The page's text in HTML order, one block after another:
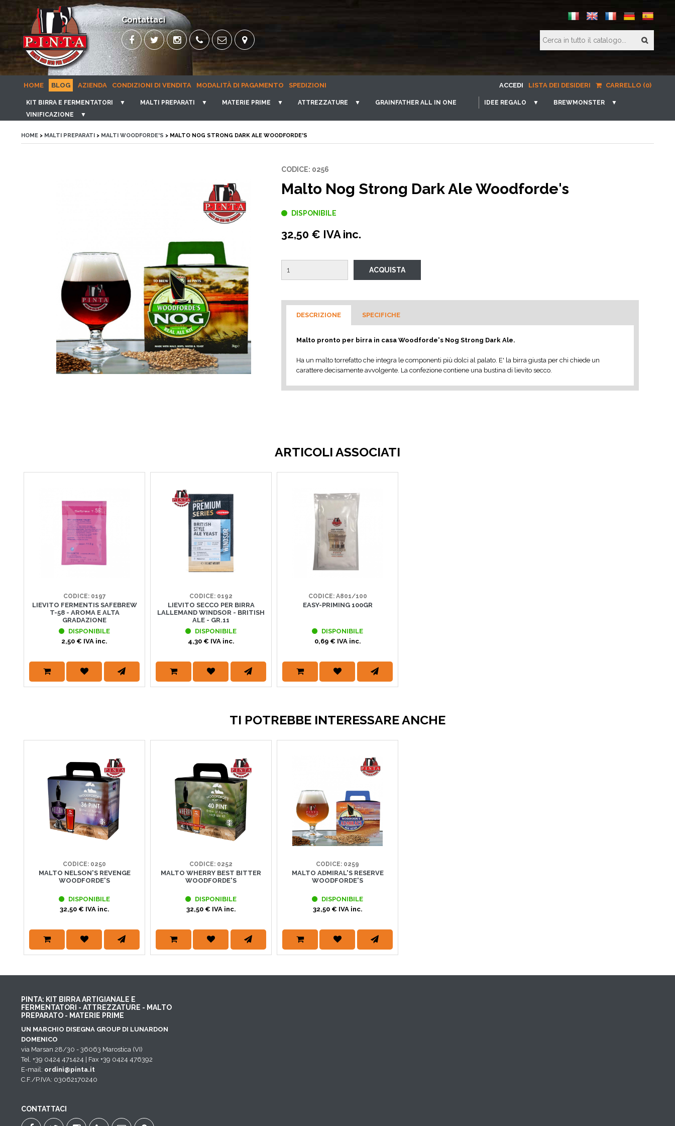
Contattaci
HOME BLOG AZIENDA CONDIZIONI DI VENDITA MODALITÀ DI PAGAMENTO SPEDIZIONI ACCEDI LISTA DEI DESIDERI CARRELLO (0)
KIT BIRRA E FERMENTATORI ▼ MALTI PREPARATI ▼ MATERIE PRIME ▼ ATTREZZATURE ▼ GRAINFATHER ALL IN ONE IDEE REGALO ▼ BREWMONSTER
▼
VINIFICAZIONE
▼
HOME > MALTI PREPARATI > MALTI WOODFORDE'S > MALTO NOG STRONG DARK ALE WOODFORDE'S
CODICE: 0256
Malto Nog Strong Dark Ale Woodforde's
DISPONIBILE
32,50 € IVA inc.
DESCRIZIONE SPECIFICHE
Malto pronto per birra in casa Woodforde's Nog Strong Dark Ale.
Ha un malto torrefatto che integra le componenti più dolci al palato. E' la birra giusta per chi chiede un
carattere decisamente avvolgente. La confezione contiene una bustina di lievito secco.
ARTICOLI ASSOCIATI
CODICE: 0197
LIEVITO FERMENTIS SAFEBREW
T-58 - AROMA E ALTA
GRADAZIONE
DISPONIBILE
2,50 € IVA inc.
CODICE: 0192
LIEVITO SECCO PER BIRRA
LALLEMAND WINDSOR - BRITISH
ALE - GR.11
DISPONIBILE
4,30 € IVA inc.
CODICE: A801/100
EASY-PRIMING 100GR
DISPONIBILE
0,69 € IVA inc.
TI POTREBBE INTERESSARE ANCHE
CODICE: 0250
MALTO NELSON'S REVENGE
WOODFORDE'S
DISPONIBILE
32,50 € IVA inc.
CODICE: 0252
MALTO WHERRY BEST BITTER
WOODFORDE'S
DISPONIBILE
32,50 € IVA inc.
CODICE: 0259
MALTO ADMIRAL'S RESERVE
WOODFORDE'S
DISPONIBILE
32,50 € IVA inc.
PINTA: KIT BIRRA ARTIGIANALE E
FERMENTATORI - ATTREZZATURE - MALTO
PREPARATO - MATERIE PRIME
UN MARCHIO DISEGNA GROUP DI LUNARDON
DOMENICO
via Marsan 28/30 - 36063 Marostica (VI)
Tel. +39 0424 471424 | Fax +39 0424 476392
E-mail: ordini@pinta.it
C.F./P.IVA: 03062170240
CONTATTACI